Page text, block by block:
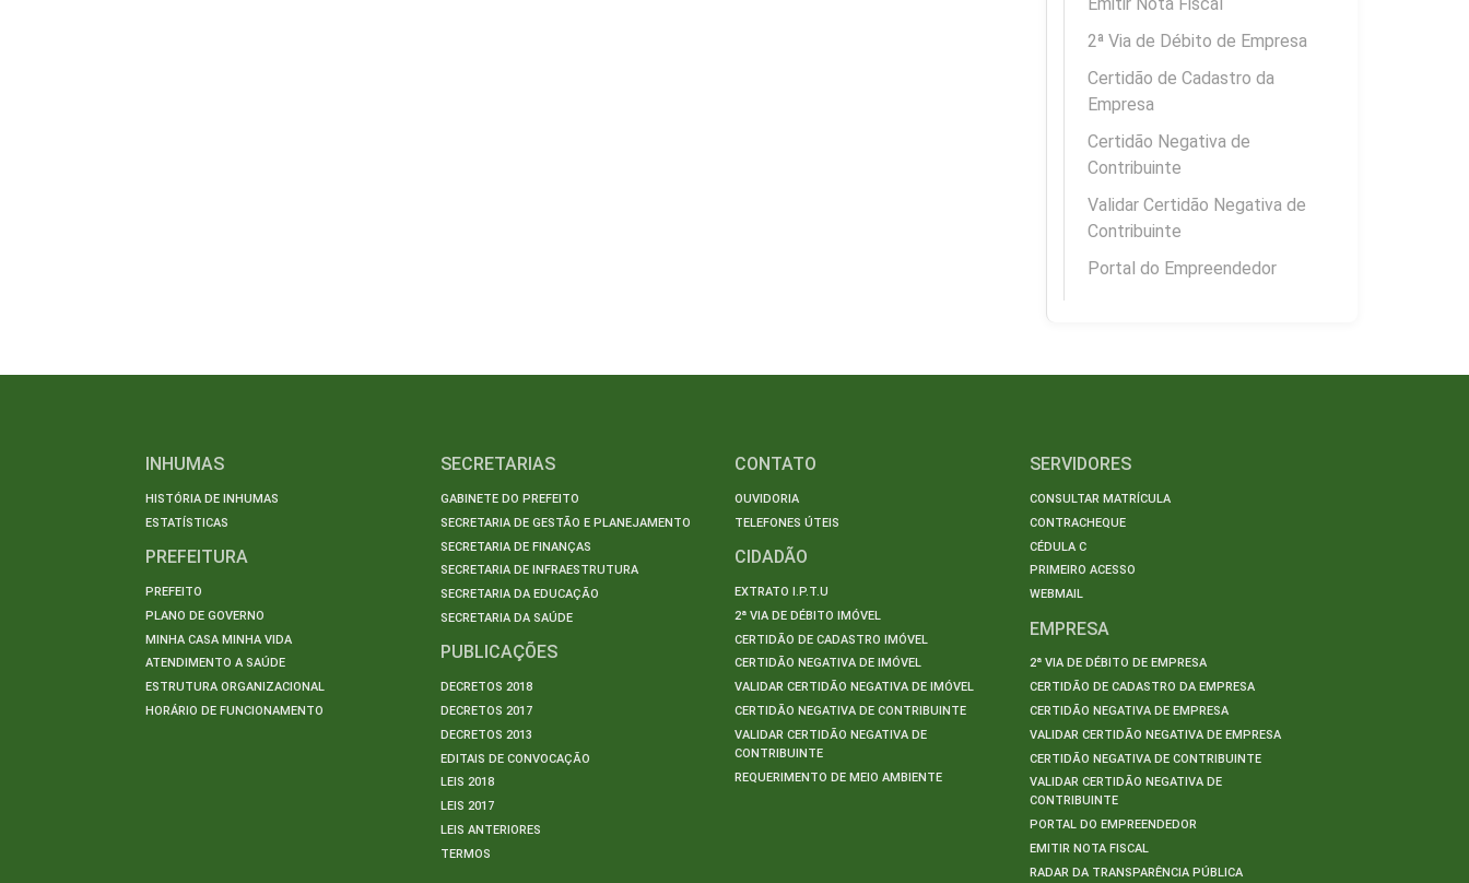
Emitir Nota Fiscal
2ª Via de Débito de Empresa
Certidão de Cadastro da
Empresa
Certidão Negativa de
Contribuinte
Validar Certidão Negativa de
Contribuinte
Portal do Empreendedor
INHUMAS
HISTÓRIA DE INHUMAS
ESTATÍSTICAS
PREFEITURA
PREFEITO
PLANO DE GOVERNO
MINHA CASA MINHA VIDA
ATENDIMENTO A SAÚDE
ESTRUTURA ORGANIZACIONAL
HORÁRIO DE FUNCIONAMENTO
SECRETARIAS
GABINETE DO PREFEITO
SECRETARIA DE GESTÃO E PLANEJAMENTO
SECRETARIA DE FINANÇAS
SECRETARIA DE INFRAESTRUTURA
SECRETARIA DA EDUCAÇÃO
SECRETARIA DA SAÚDE
PUBLICAÇÕES
DECRETOS 2018
DECRETOS 2017
DECRETOS 2013
EDITAIS DE CONVOCAÇÃO
LEIS 2018
LEIS 2017
LEIS ANTERIORES
TERMOS
CONTATO
OUVIDORIA
TELEFONES ÚTEIS
CIDADÃO
EXTRATO I.P.T.U
2ª VIA DE DÉBITO IMÓVEL
CERTIDÃO DE CADASTRO IMÓVEL
CERTIDÃO NEGATIVA DE IMÓVEL
VALIDAR CERTIDÃO NEGATIVA DE IMÓVEL
CERTIDÃO NEGATIVA DE CONTRIBUINTE
VALIDAR CERTIDÃO NEGATIVA DE
CONTRIBUINTE
REQUERIMENTO DE MEIO AMBIENTE
SERVIDORES
CONSULTAR MATRÍCULA
CONTRACHEQUE
CÉDULA C
PRIMEIRO ACESSO
WEBMAIL
EMPRESA
2ª VIA DE DÉBITO DE EMPRESA
CERTIDÃO DE CADASTRO DA EMPRESA
CERTIDÃO NEGATIVA DE EMPRESA
VALIDAR CERTIDÃO NEGATIVA DE EMPRESA
CERTIDÃO NEGATIVA DE CONTRIBUINTE
VALIDAR CERTIDÃO NEGATIVA DE
CONTRIBUINTE
PORTAL DO EMPREENDEDOR
EMITIR NOTA FISCAL
RADAR DA TRANSPARÊNCIA PÚBLICA